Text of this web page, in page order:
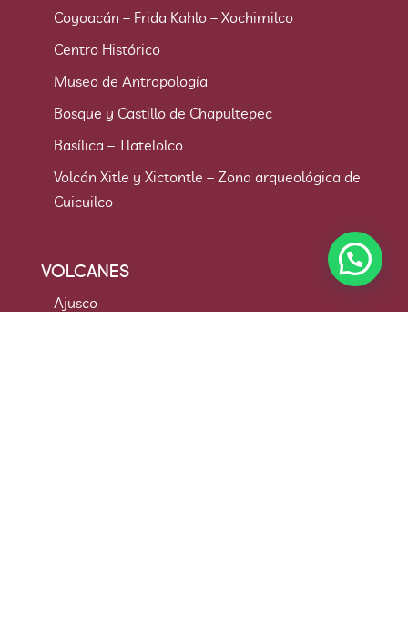
Coyoacán – Frida Kahlo – Xochimilco
Centro Histórico
Museo de Antropología
Bosque y Castillo de Chapultepec
Basílica – Tlatelolco
Volcán Xitle y Xictontle – Zona arqueológica de
Cuicuilco
VOLCANES
Ajusco